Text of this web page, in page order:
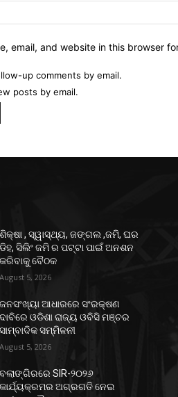
email, and website in this browser
up comments by email.
posts by email.
ଶିକ୍ଷା , ସ୍ୱାସ୍ଥ୍ୟ, ଜଙ୍ଗଲ ,ଜମି, ଘର
ଡିହ, ସିଲିଂ ଜମି ର ପଟ୍ଟା ପାଇଁ ଅନଶନ
କରିବାକୁ ବୈଠକ
August 5, 2026
ଜନସଂଖ୍ୟା ଆଧାରରେ ସଂରକ୍ଷଣ
ଦାବିରେ ଓଡିଶା ରାଜ୍ୟ ଓବିସି ମଞ୍ଚର
ସାମ୍ବାଦିକ ସମ୍ମିଳନୀ
August 5, 2026
ବଲାଙ୍ଗିରରେ SIR-୨୦୨୬
କାର୍ଯ୍ୟକ୍ରମର ଅଗ୍ରଗତି ନେଇ